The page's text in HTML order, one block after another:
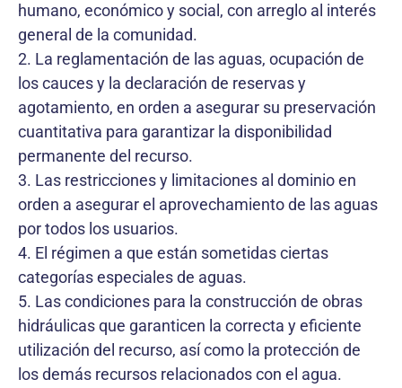
humano, económico y social, con arreglo al interés
general de la comunidad.
2. La reglamentación de las aguas, ocupación de
los cauces y la declaración de reservas y
agotamiento, en orden a asegurar su preservación
cuantitativa para garantizar la disponibilidad
permanente del recurso.
3. Las restricciones y limitaciones al dominio en
orden a asegurar el aprovechamiento de las aguas
por todos los usuarios.
4. El régimen a que están sometidas ciertas
categorías especiales de aguas.
5. Las condiciones para la construcción de obras
hidráulicas que garanticen la correcta y eficiente
utilización del recurso, así como la protección de
los demás recursos relacionados con el agua.